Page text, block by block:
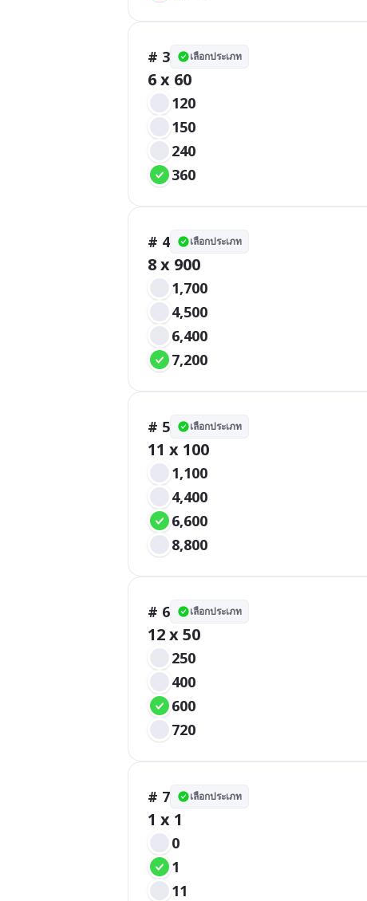
# 3 เลือกประเภท
6 x 60
120
150
240
360
# 4 เลือกประเภท
8 x 900
1,700
4,500
6,400
7,200
# 5 เลือกประเภท
11 x 100
1,100
4,400
6,600
8,800
# 6 เลือกประเภท
12 x 50
250
400
600
720
# 7 เลือกประเภท
1 x 1
0
1
11